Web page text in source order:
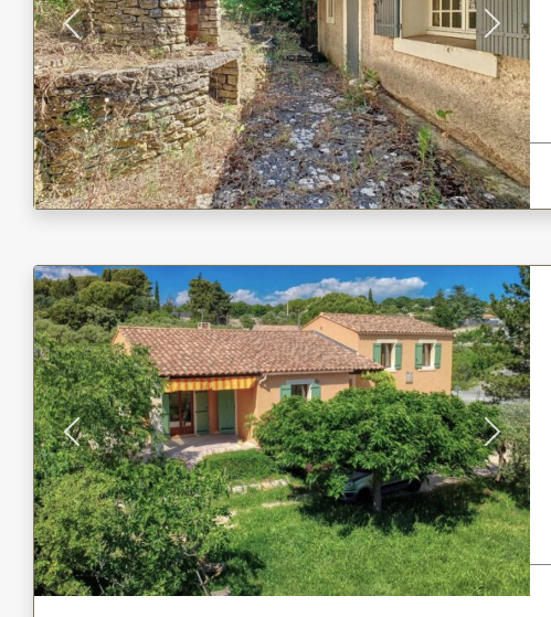
Previous Next
Previous Next